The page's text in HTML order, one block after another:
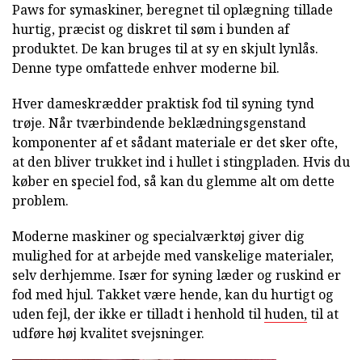
Paws for symaskiner, beregnet til oplægning tillade
hurtig, præcist og diskret til søm i bunden af
produktet. De kan bruges til at sy en skjult lynlås.
Denne type omfattede enhver moderne bil.
Hver dameskrædder praktisk fod til syning tynd
trøje. Når tværbindende beklædningsgenstand
komponenter af et sådant materiale er det sker ofte,
at den bliver trukket ind i hullet i stingpladen. Hvis du
køber en speciel fod, så kan du glemme alt om dette
problem.
Moderne maskiner og specialværktøj giver dig
mulighed for at arbejde med vanskelige materialer,
selv derhjemme. Især for syning læder og ruskind er
fod med hjul. Takket være hende, kan du hurtigt og
uden fejl, der ikke er tilladt i henhold tilhuden,til at
udføre høj kvalitet svejsninger.